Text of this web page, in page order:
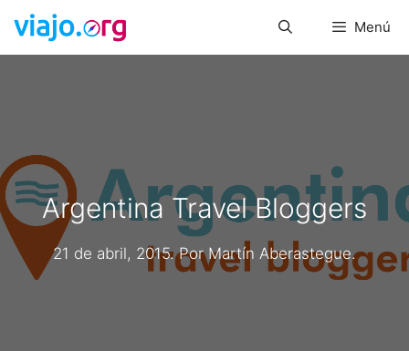
Saltar
contenido
Menú
Argentina Travel Bloggers
21 de abril, 2015. PorMartín Aberastegue.